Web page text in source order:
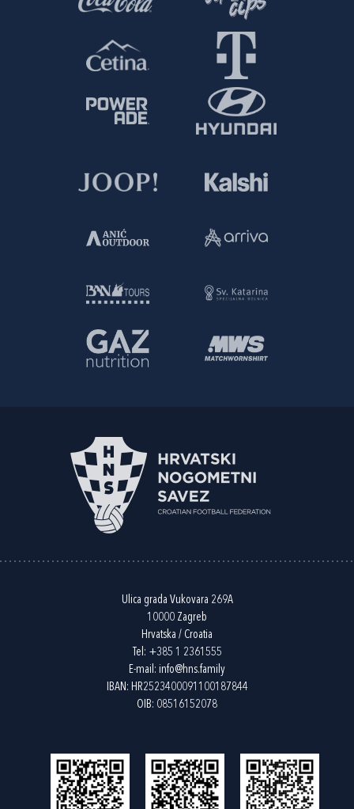
Ulica grada Vukovara 269A
10000 Zagreb
Hrvatska / Croatia
Tel: +385 1 2361555
E-mail: info@hns.family
IBAN: HR2523400091100187844
OIB: 08516152078